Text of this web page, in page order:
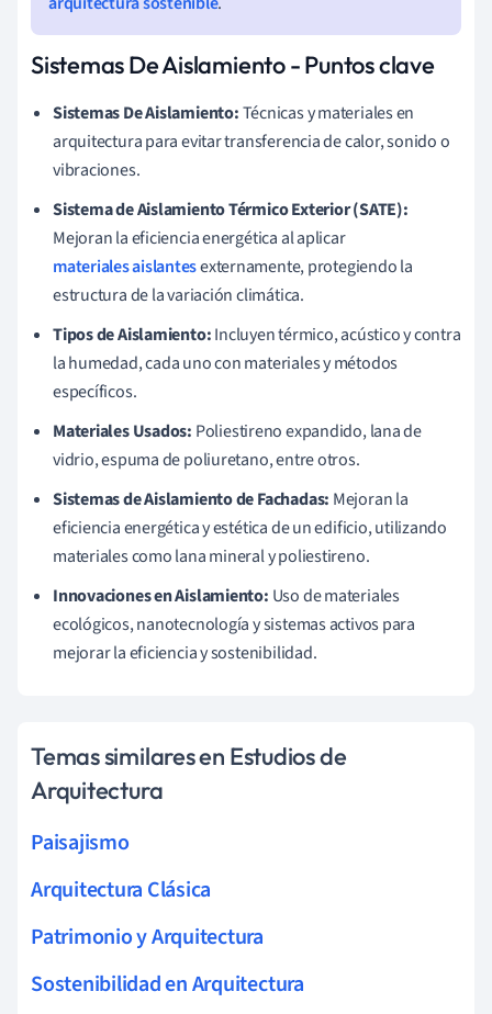
Sistemas De Aislamiento - Puntos clave
Sistemas De Aislamiento:Técnicas y materiales en
arquitectura para evitar transferencia de calor, sonido o
vibraciones.
Sistema de Aislamiento Térmico Exterior (SATE):
Mejoran la eficiencia energética al aplicar
materiales aislantesexternamente, protegiendo la
estructura de la variación climática.
Tipos de Aislamiento:Incluyen térmico, acústico y contra
la humedad, cada uno con materiales y métodos
específicos.
Materiales Usados: Poliestireno expandido, lana de
vidrio, espuma de poliuretano, entre otros.
Sistemas de Aislamiento de Fachadas: Mejoran la
eficiencia energética y estética de un edificio, utilizando
materiales como lana mineral y poliestireno.
Innovaciones en Aislamiento: Uso de materiales
ecológicos, nanotecnología y sistemas activos para
mejorar la eficiencia y sostenibilidad.
Temas similares en Estudios de
Arquitectura
Paisajismo
Arquitectura Clásica
Patrimonio y Arquitectura
Sostenibilidad en Arquitectura